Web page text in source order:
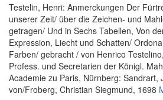
Testelin, Henri: Anmerckungen Der
unserer Zeit/ über die Zeichen- und
getragen/ Und in Sechs Tabellen, Von
Expression, Liecht und Schatten/
Farben/ gebracht / von Henrico
Profess. und Secretarien der Königl.
Academie zu Paris, Nürnberg: Sandrart,
von/Froberg, Christian Siegmund, 1698